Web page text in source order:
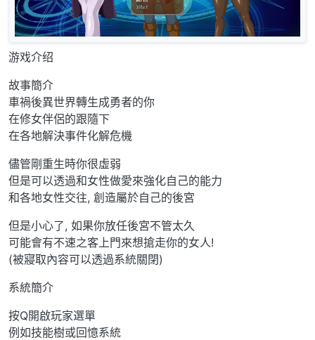
游戏介绍
故事簡介
車禍後異世界轉生成勇者的你
在修女伴侶的跟隨下
在各地解決事件化解危機
儘管剛重生時你很虛弱
但是可以透過和女性做愛來強化自己的能力
和各地女性交往, 創造屬於自己的後宮
但是小心了, 如果你放任後宮不管太久
可能會有不速之客上門來想搶走你的女人!
(被寢取內容可以透過系統關閉)
系統簡介
按Q開啟玩家選單
例如技能樹或回憶系統